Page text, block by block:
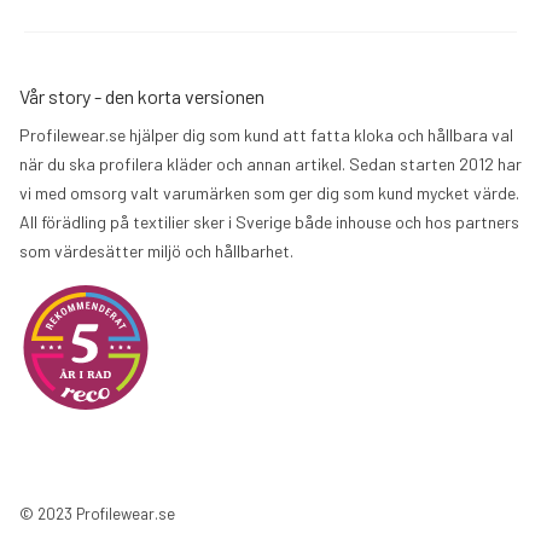
Vår story - den korta versionen
Profilewear.se hjälper dig som kund att fatta kloka och hållbara val
när du ska profilera kläder och annan artikel. Sedan starten 2012 har
vi med omsorg valt varumärken som ger dig som kund mycket värde.
All förädling på textilier sker i Sverige både inhouse och hos partners
som värdesätter miljö och hållbarhet.
© 2023 Profilewear.se